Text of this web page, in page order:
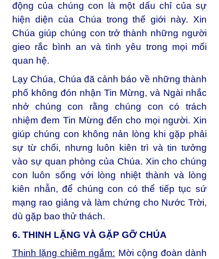
động của chúng con là một dấu chỉ của sự
hiện diện của Chúa trong thế giới này. Xin
Chúa giúp chúng con trở thành những người
gieo rắc bình an và tình yêu trong mọi mối
quan hệ.
Lạy Chúa, Chúa đã cảnh báo về những thành
phố không đón nhận Tin Mừng, và Ngài nhắc
nhở chúng con rằng chúng con có trách
nhiệm đem Tin Mừng đến cho mọi người. Xin
giúp chúng con không nản lòng khi gặp phải
sự từ chối, nhưng luôn kiên trì và tin tưởng
vào sự quan phòng của Chúa. Xin cho chúng
con luôn sống với lòng nhiệt thành và lòng
kiên nhẫn, để chúng con có thể tiếp tục sứ
mạng rao giảng và làm chứng cho Nước Trời,
dù gặp bao thử thách.
6. THINH LẶNG VÀ GẶP GỠ CHÚA
Thinh lặng chiêm ngắm: Mời cộng đoàn dành